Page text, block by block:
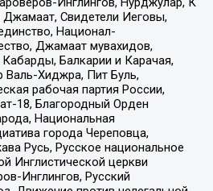
Свидетели Иеговы,
Национал-
Джамаат мувахидов,
Балкарии и Карачая,
Хиджра, Пит Буль,
рабочая партия России,
18, Благородный Орден
Национальная
города Череповца,
Русь, Русское национальное
Инглистической церкви
Инглингов, Русский